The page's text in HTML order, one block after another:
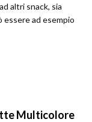
altri snack, sia
essere ad esempio
Multicolore